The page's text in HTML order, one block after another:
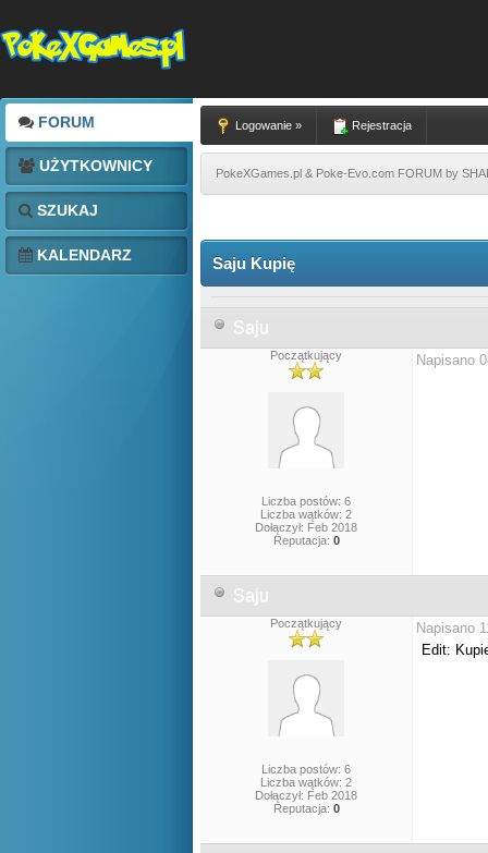
FORUM
UŻYTKOWNICY
SZUKAJ
KALENDARZ
Logowanie » Rejestracja
PokeXGames.pl & Poke-Evo.com FORUM by
Saju Kupię
Saju
Początkujący
Liczba postów: 6
Liczba wątków: 2
Dołączył: Feb 2018
Reputacja: 0
Napisano
Saju
Początkujący
Liczba postów: 6
Liczba wątków: 2
Dołączył: Feb 2018
Reputacja: 0
Napisano
Edit: